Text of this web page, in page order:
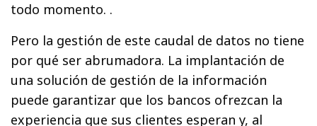
todo momento. .
Pero la gestión de este caudal de datos no tiene
por qué ser abrumadora. La implantación de
una solución de gestión de la información
puede garantizar que los bancos ofrezcan la
experiencia que sus clientes esperan y, al